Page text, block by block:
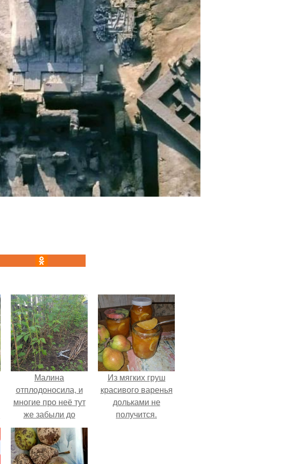
Малина
отплодоносила, и
многие про неё тут
же забыли до
следующего лета.
Из мягких груш
красивого варенья
дольками не
получится.